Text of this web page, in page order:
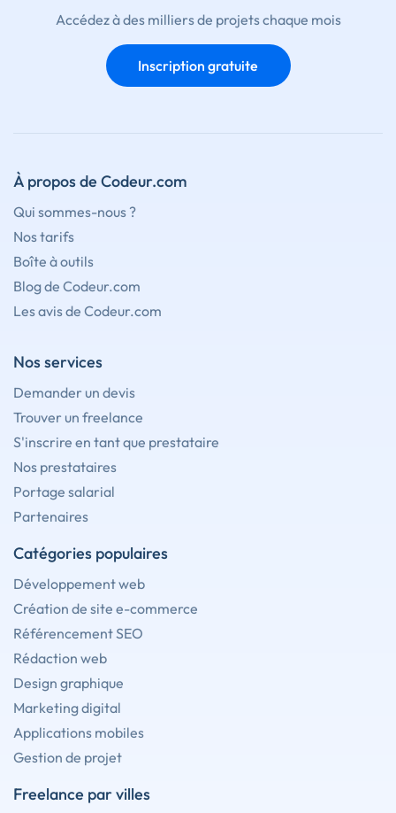
Accédez à des milliers de projets chaque mois
Inscription gratuite
À propos de Codeur.com
Qui sommes-nous ?
Nos tarifs
Boîte à outils
Blog de Codeur.com
Les avis de Codeur.com
Nos services
Demander un devis
Trouver un freelance
S'inscrire en tant que prestataire
Nos prestataires
Portage salarial
Partenaires
Catégories populaires
Développement web
Création de site e-commerce
Référencement SEO
Rédaction web
Design graphique
Marketing digital
Applications mobiles
Gestion de projet
Freelance par villes